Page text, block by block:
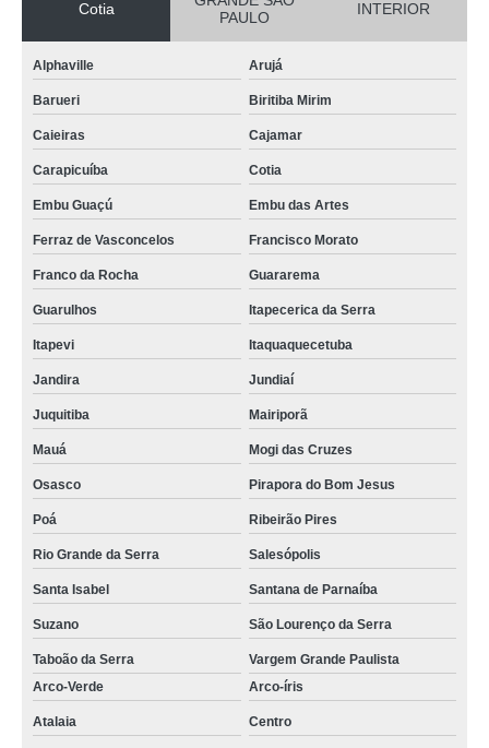
Cotia
PAULO
INTERIOR
Alphaville Arujá
Barueri Biritiba Mirim
Caieiras Cajamar
Carapicuíba Cotia
Embu Guaçú Embu das Artes
Ferraz de Vasconcelos Francisco Morato
Franco da Rocha Guararema
Guarulhos Itapecerica da Serra
Itapevi Itaquaquecetuba
Jandira Jundiaí
Juquitiba Mairiporã
Mauá Mogi das Cruzes
Osasco Pirapora do Bom Jesus
Poá Ribeirão Pires
Rio Grande da Serra Salesópolis
Santa Isabel Santana de Parnaíba
Suzano São Lourenço da Serra
Taboão da Serra
Vargem Grande Paulista
Arco-Verde
Arco-íris
Atalaia Centro